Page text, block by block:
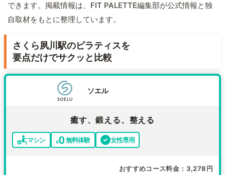
できます。掲載情報は、FIT PALETTE編集部が公式情報と独
自取材をもとに整理しています。
さくら夙川駅のピラティスを
要点だけでサクッと比較
ソエル
癒す、鍛える、整える
マシン 無料体験 女性専用
おすすめコース料金 3,278円